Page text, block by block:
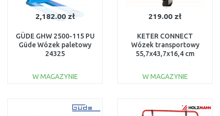
2,182.00 zł
GÜDE GHW 2500-115 PU
Güde Wózek paletowy
24325
W MAGAZYNIE
Do porównania
219.00 zł
KETER CONNECT
Wózek transportowy
55,7x43,7x16,4 cm
W MAGAZYNIE
Do porównania